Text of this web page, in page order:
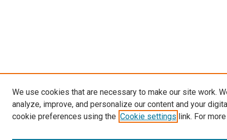
We use cookies that are necessary to make our site work.
analyze, improve, and personalize our content and your
cookie preferences using the Cookie settings link. For